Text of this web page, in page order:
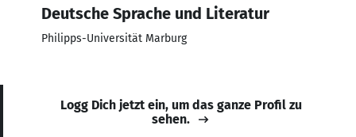
Deutsche Sprache und Literatur
Philipps-Universität Marburg
Logg Dich jetzt ein, um das ganze Profil zu
sehen.